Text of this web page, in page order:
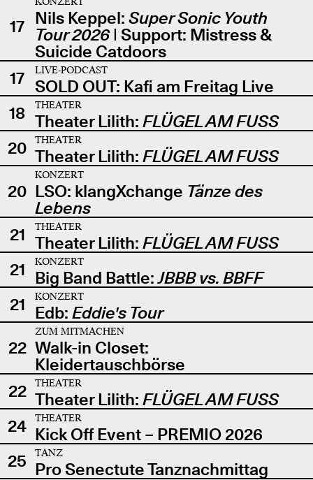
17 Nils Keppel: Super Sonic Youth
Tour 2026| Support: Mistress &
Suicide Catdoors
17
LIVE-PODCAST
SOLD OUT: Kafi am Freitag Live
18
THEATER
Theater Lilith: FLÜGEL AM FUSS
20
THEATER
Theater Lilith: FLÜGEL AM FUSS
20
KONZERT
LSO: klangXchange Tänze des
Lebens
21
THEATER
Theater Lilith: FLÜGEL AM FUSS
21
KONZERT
Big Band Battle:JBBB vs. BBFF
21
KONZERT
Edb: Eddie's Tour
22
ZUM MITMACHEN
Walk-in Closet:
Kleidertauschbörse
22
THEATER
Theater Lilith: FLÜGEL AM FUSS
24
THEATER
Kick Off Event – PREMIO 2026
25
TANZ
Pro Senectute Tanznachmittag